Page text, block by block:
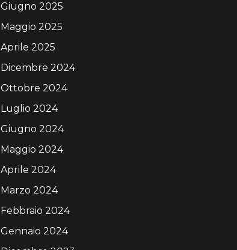
Giugno 2025
Maggio 2025
Aprile 2025
Dicembre 2024
Ottobre 2024
Luglio 2024
Giugno 2024
Maggio 2024
Aprile 2024
Marzo 2024
Febbraio 2024
Gennaio 2024